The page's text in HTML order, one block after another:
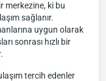
merkezine, ki bu
sağlanır.
uygun olarak
sonrası hızlı bir
tercih edenler